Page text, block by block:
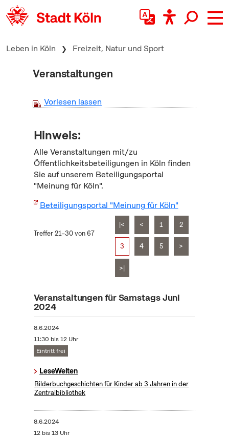
zum Inhalt springen
Leben in Köln Freizeit, Natur und Sport
Veranstaltungen
Vorlesen lassen
Hinweis:
Alle Veranstaltungen mit/zu
Öffentlichkeitsbeteiligungen in Köln finden
Sie auf unserem Beteiligungsportal
"Meinung für Köln".
Beteiligungsportal "Meinung für Köln"
Treffer 21–30 von 67
|< < 1 2
3 4 5 >
>|
Veranstaltungen für Samstags Juni
2024
8.6.2024
11:30 bis 12 Uhr
Eintritt frei
LeseWelten
Bilderbuchgeschichten für Kinder ab 3 Jahren in der
Zentralbibliothek
8.6.2024
12 bis 13 Uhr